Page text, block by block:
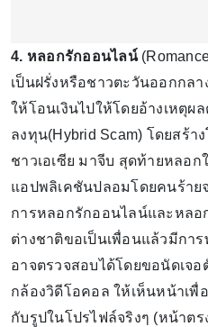
4. หลอกรักออนไลน์
เป็นฝรั่งหรือชาวตะวันออกกล
ให้โอนเงินไปให้โดยอ้างเหตุผ
ลงทุน(Hybrid Scam) โดยสร้
ชาวเอเซีย มาจีบ สุดท้ายหลอ
แอปพลิเคชันปลอมโดยคนร้าย
การหลอกรักออนไลน์และหลอ
ต่างชาติขอเป็นเพื่อนแล้วมีกา
อาจตรวจสอบได้โดยขอนัดเจอ
กล้องวิดีโอคอล ให้เห็นหน้าเพื่
กับรูปในโปรไฟล์จริงๆ (หน้าต